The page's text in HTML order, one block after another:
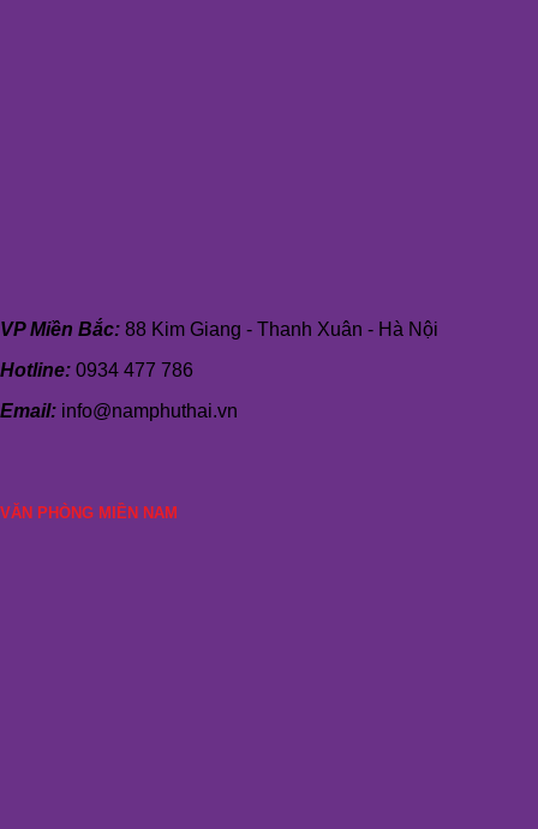
VP Miền Bắc: 88 Kim Giang - Thanh Xuân - Hà Nội
Hotline: 0934 477 786
Email: info@namphuthai.vn
VĂN PHÒNG MIỀN NAM